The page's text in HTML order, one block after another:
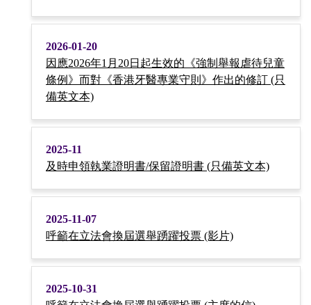
2026-01-20
因應2026年1月20日起生效的《強制舉報虐待兒童
條例》而對《香港牙醫專業守則》作出的修訂 (只
備英文本)
2025-11
及時申領執業證明書/保留證明書 (只備英文本)
2025-11-07
呼籲在立法會換屆選舉踴躍投票 (影片)
2025-10-31